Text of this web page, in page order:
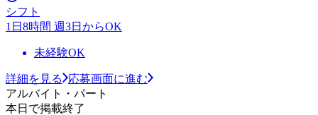
シフト
1日8時間 週3日からOK
未経験OK
詳細を見る
応募画面に進む
アルバイト・パート
本日で掲載終了